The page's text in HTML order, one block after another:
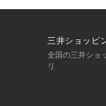
三井ショッピ
全国の三井ショ
リ